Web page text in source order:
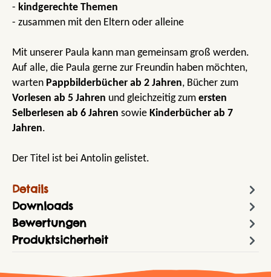
- kindgerechte Themen
- zusammen mit den Eltern oder alleine
Mit unserer Paula kann man gemeinsam groß werden.
Auf alle, die Paula gerne zur Freundin haben möchten,
warten Pappbilderbücher ab 2 Jahren, Bücher zum
Vorlesen ab 5 Jahren und gleichzeitig zum ersten
Selberlesen ab 6 Jahren sowie Kinderbücher ab 7
Jahren.
Der Titel ist bei Antolin gelistet.
Details
Downloads
Bewertungen
Produktsicherheit